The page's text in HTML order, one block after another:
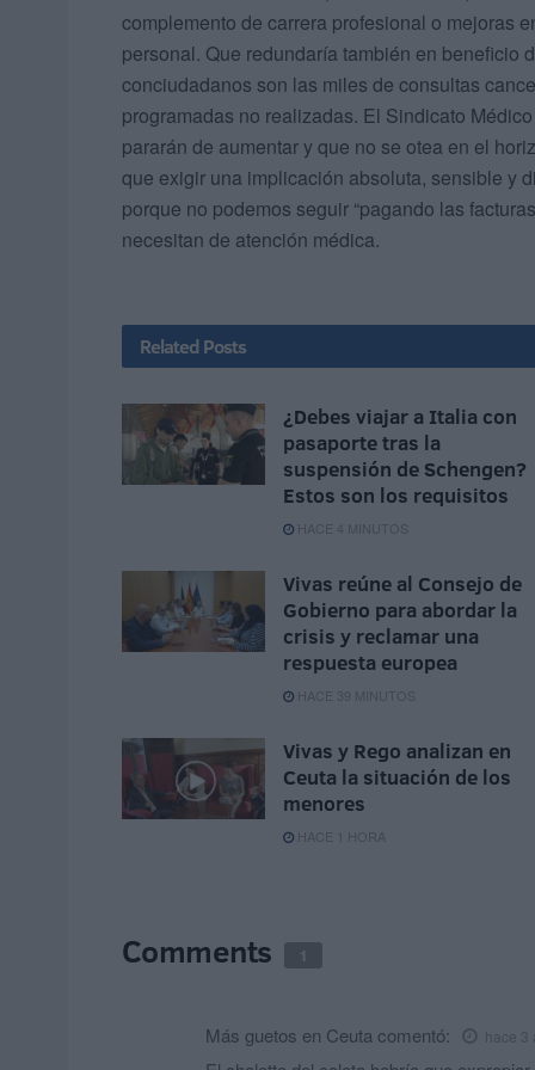
complemento de carrera profesional o mejoras
personal. Que redundaría también en beneficio
conciudadanos son las miles de consultas
programadas no realizadas. El Sindicato
pararán de aumentar y que no se otea en el
que exigir una implicación absoluta, sensible y
porque no podemos seguir “pagando las
necesitan de atención médica.
Related Posts
¿Debes viajar a Italia con
pasaporte tras la
suspensión de Schengen?
Estos son los requisitos
HACE 4 MINUTOS
Vivas reúne al Consejo de
Gobierno para abordar la
crisis y reclamar una
respuesta europea
HACE 39 MINUTOS
Vivas y Rego analizan en
Ceuta la situación de los
menores
HACE 1 HORA
Comments 1
Más guetos en Ceuta comentó: hace 3